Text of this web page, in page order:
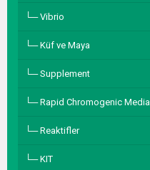
Vibrio
Küf ve Maya
Supplement
Rapid Chromogenic Media
Reaktifler
KIT